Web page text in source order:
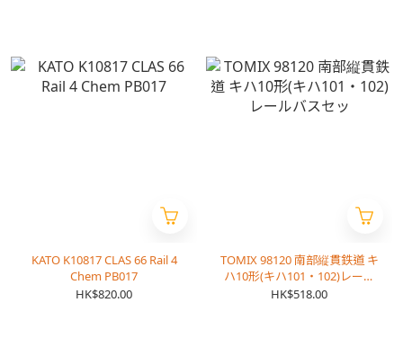
KATO K10817 CLAS 66 Rail 4
Chem PB017
HK$820.00
TOMIX 98120 南部縦貫鉄道 キ
ハ10形(キハ101・102)レール
バスセッ
HK$518.00